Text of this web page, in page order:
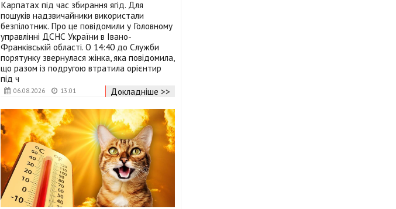
06.08.2026 13:01
Карпатах під час збирання ягід. Для
пошуків надзвичайники використали
безпілотник. Про це повідомили у Головному
управлінні ДСНС України в Івано-
Франківській області. О 14:40 до Служби
порятунку звернулася жінка, яка повідомила,
що разом із подругою втратила орієнтир
під ч
Докладніше >>